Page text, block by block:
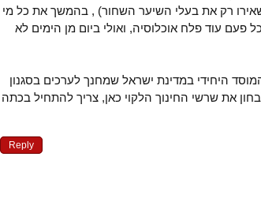
רק את בעלי השיער השחור) , בהמשך את כל מי
פעם עוד פלח אוכלוסיה, ואולי ביום מן הימים לא
היחידי במדינת ישראל שמחנך לערכים בסגנון
את שרשי החינוך הלקוי כאן, צריך להתחיל בכתה
Reply